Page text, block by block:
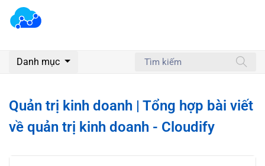
Danh mục
Quản trị kinh doanh | Tổng hợp bài viết
về quản trị kinh doanh - Cloudify